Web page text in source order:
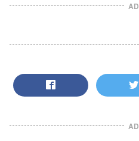
AD
AD